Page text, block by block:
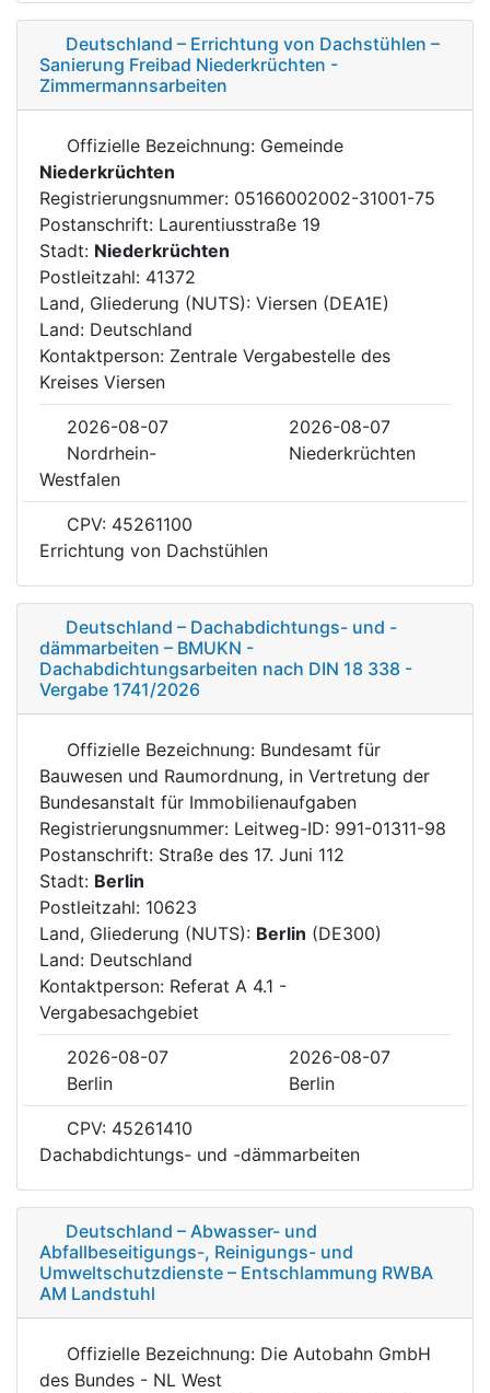
Deutschland – Errichtung von Dachstühlen –
Sanierung Freibad Niederkrüchten -
Zimmermannsarbeiten
Offizielle Bezeichnung: Gemeinde
Niederkrüchten
Registrierungsnummer: 05166002002-31001-75
Postanschrift: Laurentiusstraße 19
Stadt: Niederkrüchten
Postleitzahl: 41372
Land, Gliederung (NUTS): Viersen (DEA1E)
Land: Deutschland
Kontaktperson: Zentrale Vergabestelle des
Kreises Viersen
2026-08-07
2026-08-07
Nordrhein-
Westfalen
Niederkrüchten
CPV: 45261100
Errichtung von Dachstühlen
Deutschland – Dachabdichtungs- und -
dämmarbeiten – BMUKN -
Dachabdichtungsarbeiten nach DIN 18 338 -
Vergabe 1741/2026
Offizielle Bezeichnung: Bundesamt für
Bauwesen und Raumordnung, in Vertretung der
Bundesanstalt für Immobilienaufgaben
Registrierungsnummer: Leitweg-ID: 991-01311-98
Postanschrift: Straße des 17. Juni 112
Stadt: Berlin
Postleitzahl: 10623
Land, Gliederung (NUTS): Berlin (DE300)
Land: Deutschland
Kontaktperson: Referat A 4.1 -
Vergabesachgebiet
2026-08-07
2026-08-07
Berlin
Berlin
CPV: 45261410
Dachabdichtungs- und -dämmarbeiten
Deutschland – Abwasser- und
Abfallbeseitigungs-, Reinigungs- und
Umweltschutzdienste – Entschlammung RWBA
AM Landstuhl
Offizielle Bezeichnung: Die Autobahn GmbH
des Bundes - NL West